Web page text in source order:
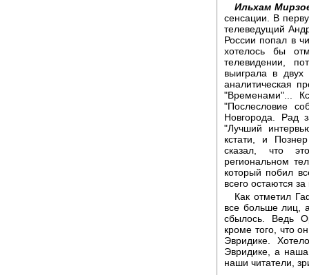
Ильхам
сенсации. В
телеведущий
России попал в
хотелось бы
телевидении,
выиграла в
аналитическая
"Временами"...
"Послесловие
Новгорода. Рад
"Лучший
кстати, и
сказал, что
региональном
который побил
всего остаются
Как отметил
все больше лиц,
сбылось. Ведь
кроме того, что
Эвридике.
Эвридике, а
наши читатели,